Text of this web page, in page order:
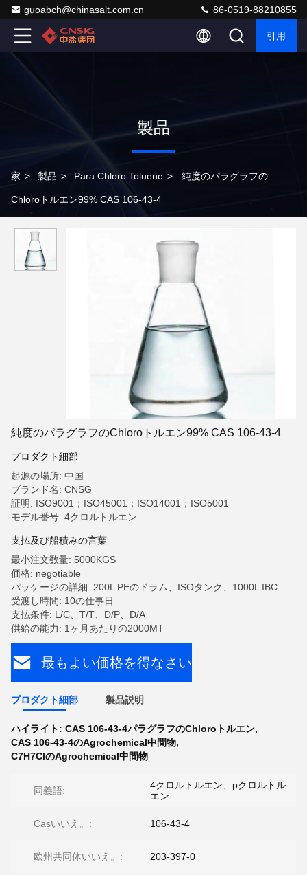
guoabch@chinasalt.com.cn 86-0519-88210855
引用
製品
家 > 製品 > Para Chloro Toluene > 純度のパラグラフの
Chloroトルエン99% CAS 106-43-4
純度のパラグラフのChloroトルエン99% CAS 106-43-4
プロダクト細部
起源の場所: 中国
ブランド名: CNSG
証明: ISO9001；ISO45001；ISO14001；ISO5001
モデル番号: 4クロルトルエン
支払及び船積みの言葉
最小注文数量: 5000KGS
価格: negotiable
パッケージの詳細: 200L PEのドラム、ISOタンク、1000L IBC
受渡し時間: 10の仕事日
支払条件: L/C、T/T、D/P、D/A
供給の能力: 1ヶ月あたりの2000MT
最もよい価格を得なさい
プロダクト細部 製品説明
ハイライト: CAS 106-43-4パラグラフのChloroトルエン,
CAS 106-43-4のAgrochemical中間物,
C7H7ClのAgrochemical中間物
同義語:
4クロルトルエン、pクロルトル
エン
Casいいえ。: 106-43-4
欧州共同体いいえ。: 203-397-0